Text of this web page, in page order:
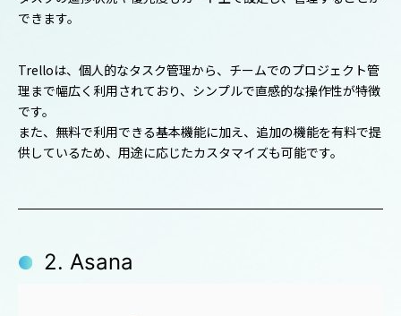
できます。
Trelloは、個人的なタスク管理から、チームでのプロジェクト管
理まで幅広く利用されており、シンプルで直感的な操作性が特徴
です。
また、無料で利用できる基本機能に加え、追加の機能を有料で提
供しているため、用途に応じたカスタマイズも可能です。
2. Asana